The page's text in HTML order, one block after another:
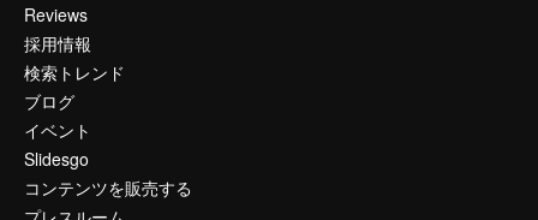
Reviews
採用情報
検索トレンド
ブログ
イベント
Slidesgo
コンテンツを販売する